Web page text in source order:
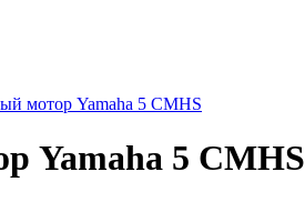
мотор Yamaha 5 CMHS
Yamaha 5 CMHS